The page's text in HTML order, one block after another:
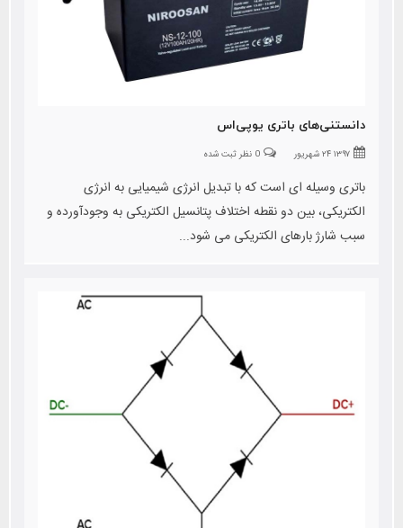
دانستنی‌های باتری یوپی‌اس
۱۳۹۷ ۲۴ شهریور 0 نظر ثبت شده
باتری وسیله ای است که با تبدیل انرژی شیمیایی به انرژی
الکتریکی، بین دو نقطه اختلاف پتانسیل الکتریکی به وجودآورده و
سبب شارژ بارهای الکتریکی می شود...